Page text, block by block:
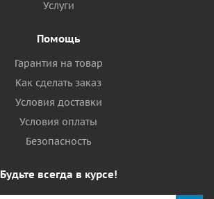
Услуги
Помощь
Гарантия на товар
Как сделать заказ
Условия доставки
Условия оплаты
Безопасность
Будьте всегда в курсе!